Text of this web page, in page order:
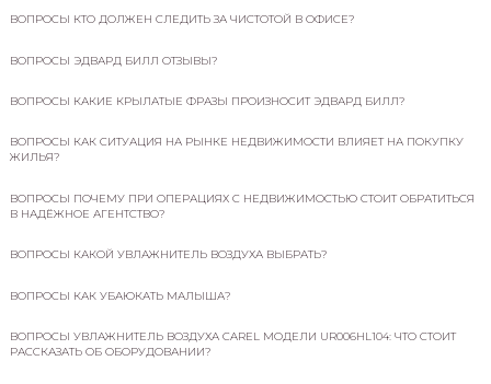
ВОПРОСЫ КТО ДОЛЖЕН СЛЕДИТЬ ЗА ЧИСТОТОЙ В ОФИСЕ?
ВОПРОСЫ ЭДВАРД БИЛЛ ОТЗЫВЫ?
ВОПРОСЫ КАКИЕ КРЫЛАТЫЕ ФРАЗЫ ПРОИЗНОСИТ ЭДВАРД БИЛЛ?
ВОПРОСЫ КАК СИТУАЦИЯ НА РЫНКЕ НЕДВИЖИМОСТИ ВЛИЯЕТ НА ПОКУПКУ
ЖИЛЬЯ?
ВОПРОСЫ ПОЧЕМУ ПРИ ОПЕРАЦИЯХ С НЕДВИЖИМОСТЬЮ СТОИТ ОБРАТИТЬСЯ
В НАДЁЖНОЕ АГЕНТСТВО?
ВОПРОСЫ КАКОЙ УВЛАЖНИТЕЛЬ ВОЗДУХА ВЫБРАТЬ?
ВОПРОСЫ КАК УБАЮКАТЬ МАЛЫША?
ВОПРОСЫ УВЛАЖНИТЕЛЬ ВОЗДУХА CAREL МОДЕЛИ UR006HL104: ЧТО СТОИТ
РАССКАЗАТЬ ОБ ОБОРУДОВАНИИ?